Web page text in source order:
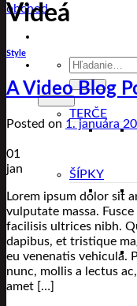
Hľadať:
TERČE
ŠÍPKY
Videá
Style
A Video Blog
Posted on 1. januára
01
jan
Lorem ipsum dolor sit
vulputate massa.
facilisis ultrices nibh.
dapibus, et tristique
eu venenatis vehicula.
nunc, mollis a lectus
amet […]